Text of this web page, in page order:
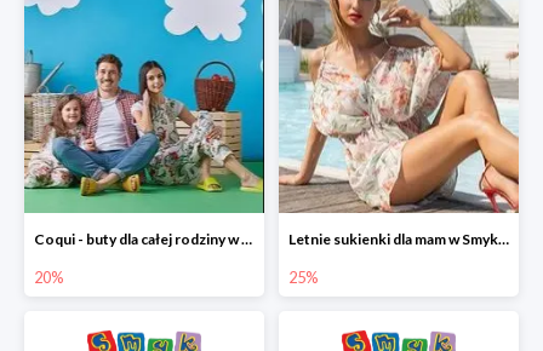
Coqui - buty dla całej rodziny w Smyku do -20%
20%
Letnie sukienki dla mam w Smyku do -25%
25%